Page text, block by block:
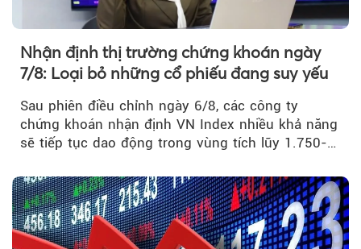
Theo
Nhận định thị trường chứng khoán ngày
7/8: Loại bỏ những cổ phiếu đang suy yếu
Sau phiên điều chỉnh ngày 6/8, các công ty
chứng khoán nhận định VN Index nhiều khả năng
sẽ tiếp tục dao động trong vùng tích lũy 1.750-